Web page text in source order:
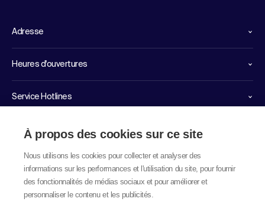
Adresse
Heures d'ouvertures
Service Hotlines
Liens importants
À propos des cookies sur ce site
Nous utilisons les cookies pour collecter et analyser des
informations sur les performances et l'utilisation du site, pour fournir
des fonctionnalités de médias sociaux et pour améliorer et
personnaliser le contenu et les publicités.